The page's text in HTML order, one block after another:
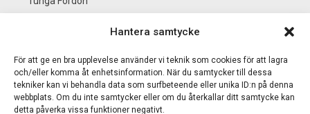
Hantera samtycke
För att ge en bra upplevelse använder vi teknik som cookies för att lagra
och/eller komma åt enhetsinformation. När du samtycker till dessa
tekniker kan vi behandla data som surfbeteende eller unika ID:n på denna
webbplats. Om du inte samtycker eller om du återkallar ditt samtycke kan
detta påverka vissa funktioner negativt.
BS KEMI
Nyheter